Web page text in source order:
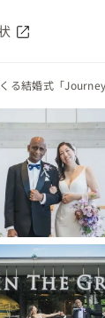
る結婚式「